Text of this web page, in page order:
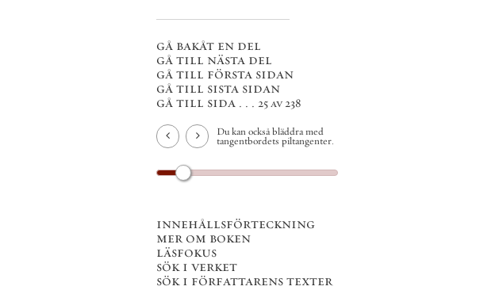
gå bakåt en del
gå till nästa del
gå till första sidan
gå till sista sidan
gå till sida . . . 25 av 238
Du kan också bläddra med
tangentbordets piltangenter.
innehållsförteckning
mer om boken
läsfokus
sök i verket
sök i författarens texter